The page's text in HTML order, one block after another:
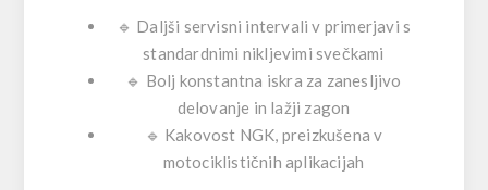
🔹 Daljši servisni intervali v primerjavi s
standardnimi nikljevimi svečkami
🔹 Bolj konstantna iskra za zanesljivo
delovanje in lažji zagon
🔹 Kakovost NGK, preizkušena v
motociklističnih aplikacijah